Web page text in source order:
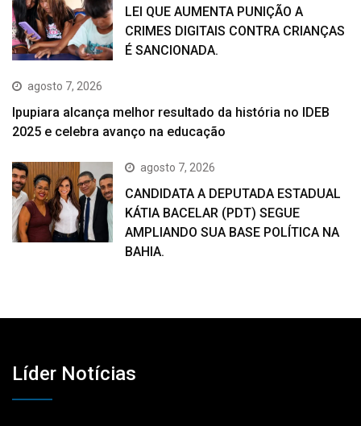
LEI QUE AUMENTA PUNIÇÃO A
CRIMES DIGITAIS CONTRA CRIANÇAS
É SANCIONADA.
agosto 7, 2026
Ipupiara alcança melhor resultado da história no IDEB
2025 e celebra avanço na educação
agosto 7, 2026
CANDIDATA A DEPUTADA ESTADUAL
KÁTIA BACELAR (PDT) SEGUE
AMPLIANDO SUA BASE POLÍTICA NA
BAHIA.
Líder Notícias